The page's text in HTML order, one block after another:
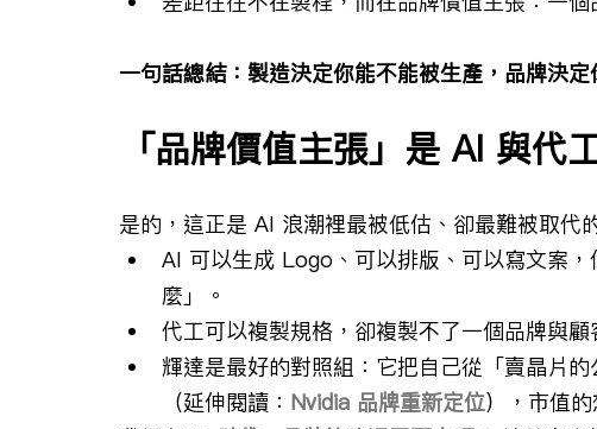
一句話總結：製造決定你能不能被生產，品牌決定
「品牌價值主張」是 AI 與代
是的，這正是 AI 浪潮裡最被低估、卻最難被取代
AI 可以生成 Logo、可以排版、可以寫文案
麼」。
代工可以複製規格，卻複製不了一個品牌與
輝達是最好的對照組：它把自己從「賣晶片
（延伸閱讀： Nvidia 品牌重新定位），市值